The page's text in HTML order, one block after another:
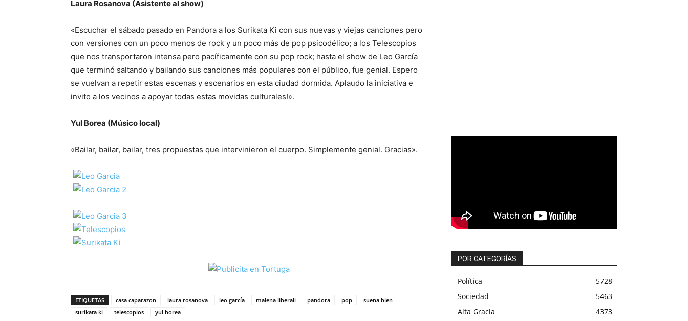
Laura Rosanova (Asistente al show)
«Escuchar el sábado pasado en Pandora a los Surikata Ki con sus nuevas y viejas canciones pero
con versiones con un poco menos de rock y un poco más de pop psicodélico; a los Telescopios
que nos transportaron intensa pero pacíficamente con su pop rock; hasta el show de Leo García
que terminó saltando y bailando sus canciones más populares con el público, fue genial. Espero
se vuelvan a repetir estas escenas y escenarios en esta ciudad dormida. Aplaudo la iniciativa e
invito a los vecinos a apoyar todas estas movidas culturales!».
Yul Borea (Músico local)
«Bailar, bailar, bailar, tres propuestas que intervinieron el cuerpo. Simplemente genial. Gracias».
ETIQUETAS casa caparazon laura rosanova leo garcía malena liberali pandora pop
suena bien
surikata ki
telescopios yul borea
POR CATEGORÍAS
Política
5728
Sociedad
5463
Alta Gracia
4373